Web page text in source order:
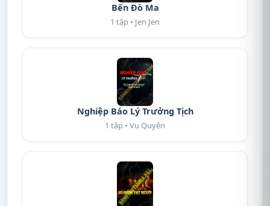
Bến Đò Ma
1 tập • Jen Jen
Nghiệp Báo Lý Trưởng Tịch
1 tập • Vu Quyên